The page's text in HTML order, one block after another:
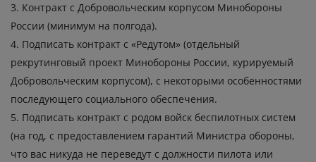
3. Контракт с Добровольческим корпусом Минобороны
России (минимум на полгода).
4. Подписать контракт с «Редутом» (отдельный
рекрутинговый проект Минобороны России, курируемый
Добровольческим корпусом), с некоторыми особенностями
последующего социального обеспечения.
5. Подписать контракт с родом войск беспилотных систем
(на год, с предоставлением гарантий Министра обороны,
что вас никуда не переведут с должности пилота или